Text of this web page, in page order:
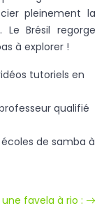
pleinement la
Brésil regorge
à explorer !
tutoriels en
qualifié
de samba à
favela à rio :